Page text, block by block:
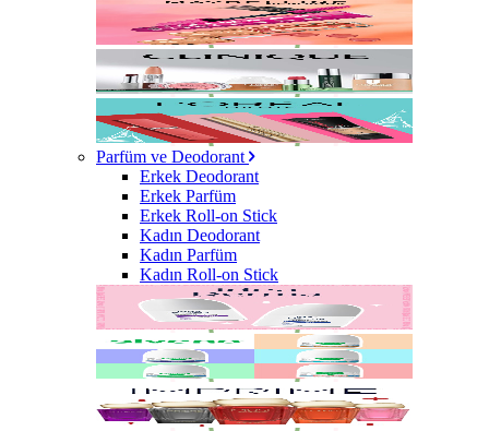
Parfüm ve Deodorant
Erkek Deodorant
Erkek Parfüm
Erkek Roll-on Stick
Kadın Deodorant
Kadın Parfüm
Kadın Roll-on Stick